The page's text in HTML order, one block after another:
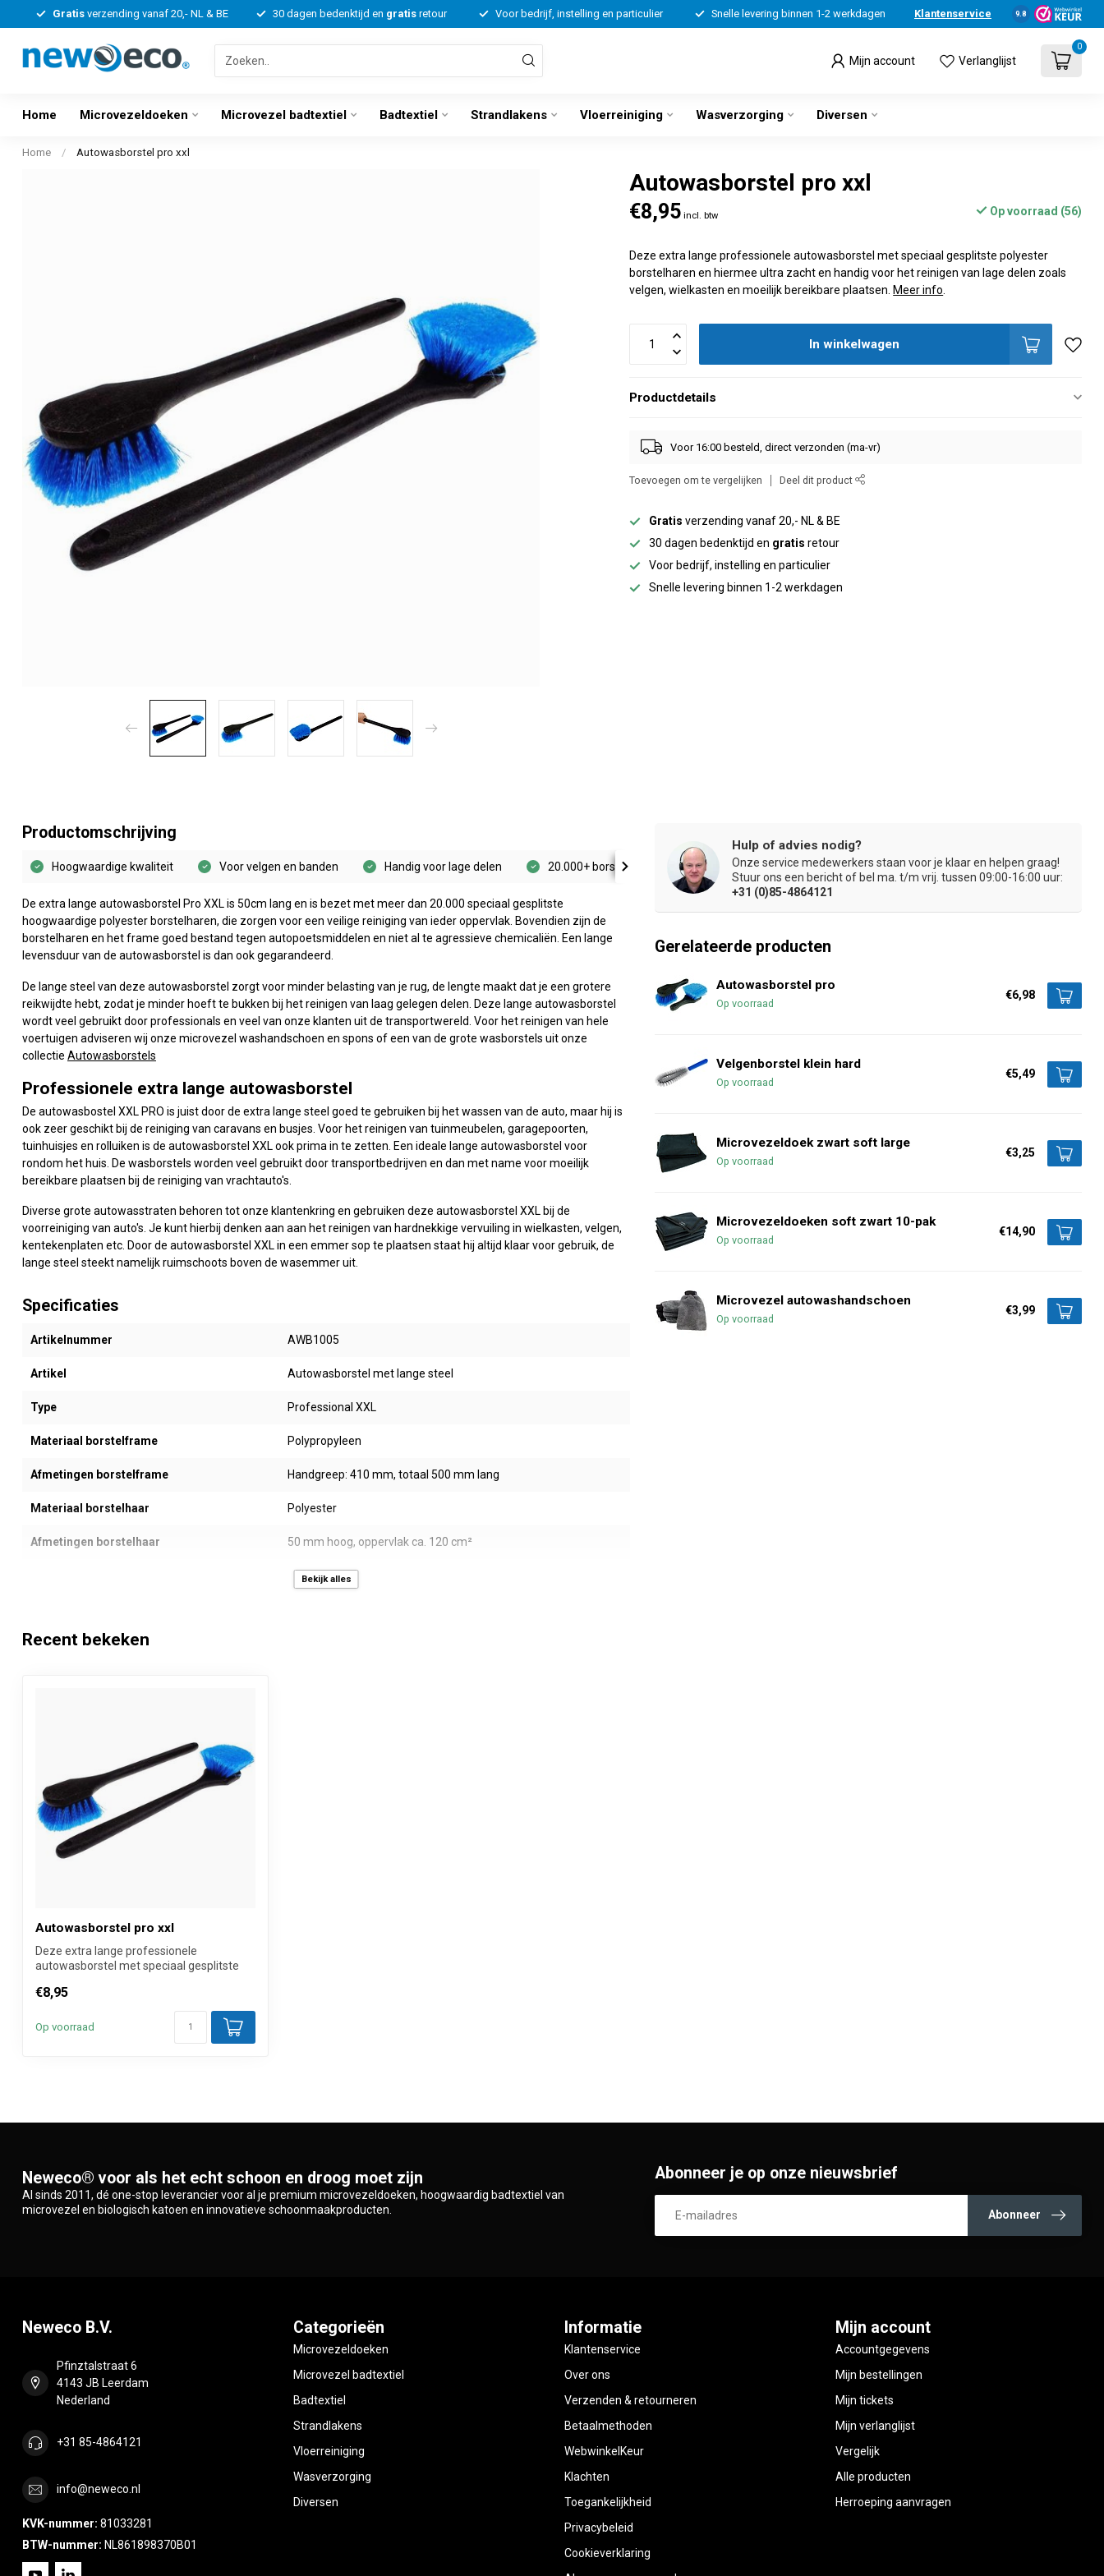
Gratisverzending vanaf 20,- NL & BE 30 dagen bedenktijd en gratisretour Voor bedrijf, instelling en particulier Snelle levering binnen 1-2 werkdagen Klantenservice 9.8
Mijn account Verlanglijst
0
Home Microvezeldoeken Microvezel badtextiel Badtextiel Strandlakens Vloerreiniging Wasverzorging Diversen
Home / Autowasborstel pro xxl
Autowasborstel pro xxl
€8,95 incl. btw Op voorraad (56)
Deze extra lange professionele autowasborstel met speciaal gesplitste polyester
borstelharen en hiermee ultra zacht en handig voor het reinigen van lage delen zoals
velgen, wielkasten en moeilijk bereikbare plaatsen. Meer info
In winkelwagen
Productdetails
Voor 16:00 besteld, direct verzonden (ma-vr)
Toevoegen om te vergelijken Deel dit product
Gratis verzending vanaf 20,- NL & BE
30 dagen bedenktijd en gratis retour
Voor bedrijf, instelling en particulier
Snelle levering binnen 1-2 werkdagen
Productomschrijving
Hoogwaardige kwaliteit Voor velgen en banden Handig voor lage delen 20.000+ borstelharen Bestand tegen milde chemicaliën Lange levensduur, gegarandeerd!
De extra lange autowasborstel Pro XXL is 50cm lang en is bezet met meer dan 20.000 speciaal gesplitste
hoogwaardige polyester borstelharen, die zorgen voor een veilige reiniging van ieder oppervlak. Bovendien zijn de
borstelharen en het frame goed bestand tegen autopoetsmiddelen en niet al te agressieve chemicaliën. Een lange
levensduur van de autowasborstel is dan ook gegarandeerd.
De lange steel van deze autowasborstel zorgt voor minder belasting van je rug, de lengte maakt dat je een grotere
reikwijdte hebt, zodat je minder hoeft te bukken bij het reinigen van laag gelegen delen. Deze lange autowasborstel
wordt veel gebruikt door professionals en veel van onze klanten uit de transportwereld. Voor het reinigen van hele
voertuigen adviseren wij onze microvezel washandschoen en spons of een van de grote wasborstels uit onze
collectie Autowasborstels
Professionele extra lange autowasborstel
De autowasbostel XXL PRO is juist door de extra lange steel goed te gebruiken bij het wassen van de auto, maar hij is
ook zeer geschikt bij de reiniging van caravans en busjes. Voor het reinigen van tuinmeubelen, garagepoorten,
tuinhuisjes en rolluiken is de autowasborstel XXL ook prima in te zetten. Een ideale lange autowasborstel voor
rondom het huis. De wasborstels worden veel gebruikt door transportbedrijven en dan met name voor moeilijk
bereikbare plaatsen bij de reiniging van vrachtauto's.
Diverse grote autowasstraten behoren tot onze klantenkring en gebruiken deze autowasborstel XXL bij de
voorreiniging van auto's. Je kunt hierbij denken aan aan het reinigen van hardnekkige vervuiling in wielkasten, velgen,
kentekenplaten etc. Door de autowasborstel XXL in een emmer sop te plaatsen staat hij altijd klaar voor gebruik, de
lange steel steekt namelijk ruimschoots boven de wasemmer uit.
Specificaties
Artikelnummer AWB1005
Artikel Autowasborstel met lange steel
Type Professional XXL
Materiaal borstelframe Polypropyleen
Afmetingen borstelframe Handgreep: 410 mm, totaal 500 mm lang
Materiaal borstelhaar Polyester
Afmetingen borstelhaar 50 mm hoog, oppervlak ca. 120 cm²
ca. 260 gram
Inhoud
Bekijk alles
Hulp of advies nodig?
Onze service medewerkers staan voor je klaar en helpen graag!
Stuur ons een bericht of bel ma. t/m vrij. tussen 09:00-16:00 uur:
+31 (0)85-4864121
Gerelateerde producten
Autowasborstel pro
Op voorraad
€6,98
Velgenborstel klein hard
Op voorraad
€5,49
Microvezeldoek zwart soft large
Op voorraad
€3,25
Microvezeldoeken soft zwart 10-pak
Op voorraad
€14,90
Microvezel autowashandschoen
Op voorraad
€3,99
Recent bekeken
Autowasborstel pro xxl
Deze extra lange professionele
autowasborstel met speciaal gesplitste
€8,95
Op voorraad
Neweco® voor als het echt schoon en droog moet zijn
Al sinds 2011, dé one-stop leverancier voor al je premium microvezeldoeken, hoogwaardig badtextiel van
microvezel en biologisch katoen en innovatieve schoonmaakproducten.
Abonneer je op onze nieuwsbrief
Abonneer
Neweco B.V.
Pfinztalstraat 6
4143 JB Leerdam
Nederland
+31 85-4864121
info@neweco.nl
KVK-nummer: 81033281
BTW-nummer: NL861898370B01
Categorieën
Microvezeldoeken
Microvezel badtextiel
Badtextiel
Strandlakens
Vloerreiniging
Wasverzorging
Diversen
Informatie
Klantenservice
Over ons
Verzenden & retourneren
Betaalmethoden
WebwinkelKeur
Klachten
Toegankelijkheid
Privacybeleid
Cookieverklaring
Mijn account
Accountgegevens
Mijn bestellingen
Mijn tickets
Mijn verlanglijst
Vergelijk
Alle producten
Herroeping aanvragen